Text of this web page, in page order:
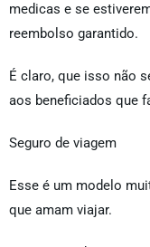
medicas e se
reembolso garantido.
É claro, que isso não
aos beneficiados que
Seguro de viagem
Esse é um modelo
que amam viajar.